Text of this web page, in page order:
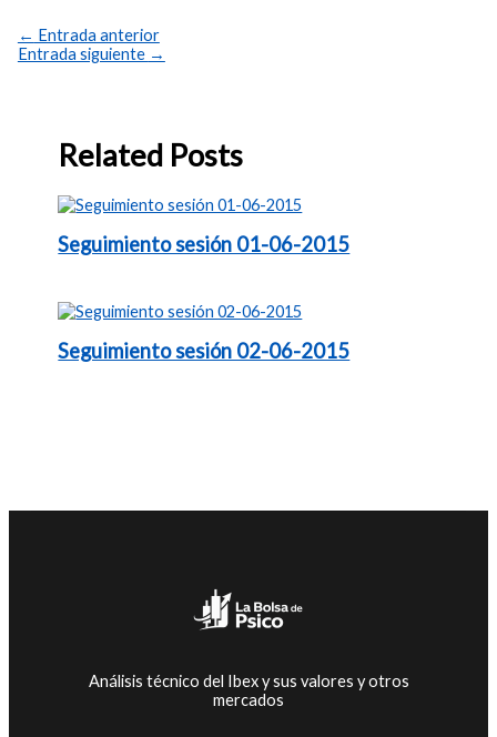
← Entrada anterior
Entrada siguiente →
Related Posts
Seguimiento sesión 01-06-2015
Seguimiento sesión 02-06-2015
Análisis técnico del Ibex y sus valores y otros
mercados